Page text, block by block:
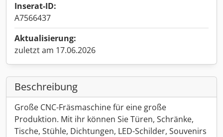
Inserat-ID:
A7566437
Aktualisierung:
zuletzt am 17.06.2026
Beschreibung
Große CNC-Fräsmaschine für eine große
Produktion. Mit ihr können Sie Türen, Schränke,
Tische, Stühle, Dichtungen, LED-Schilder, Souvenirs